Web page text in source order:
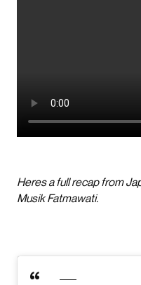
Heres a full recap from
Musik Fatmawati.